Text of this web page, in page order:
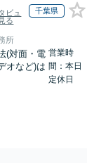
ビュ
る
千葉県
所
(対面・電
オなど)は
営業時
間：本日
定休日